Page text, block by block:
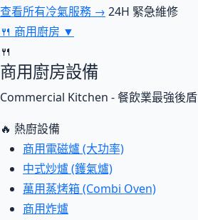
查看所有冷氣服務 → 24H 緊急維修
🍴 商用廚房 ▼
🍴
商用廚房設備
Commercial Kitchen - 餐飲業最強後盾
🔥 熱廚設備
商用電磁爐 (大功率)
中式炒爐 (鑊氣爐)
萬用蒸烤箱 (Combi Oven)
商用炸爐